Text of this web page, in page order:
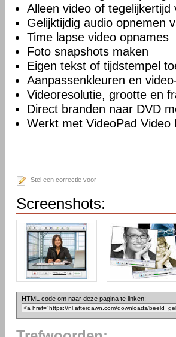
Alleen video of
Gelijktijdig audio opnemen
Time lapse video opnames
Foto snapshots maken
Eigen tekst of tijdstempel
Aanpassenkleuren en
Videoresolutie, grootte en
Direct branden naar DVD
Werkt met VideoPad Video
Stel een correctie voor
Screenshots:
HTML code om naar deze pagina te linken: